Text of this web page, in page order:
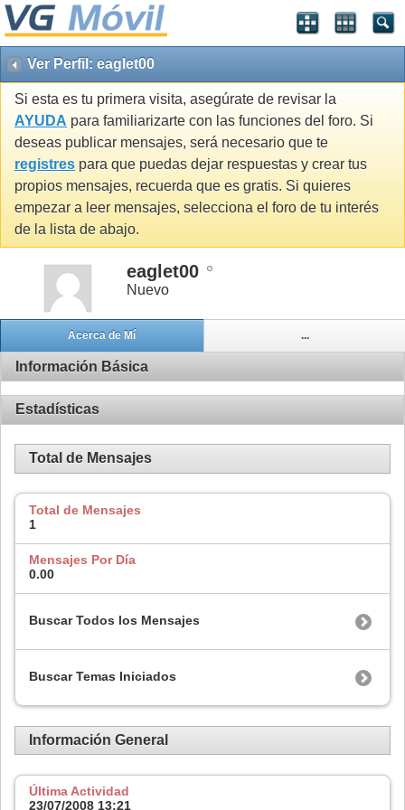
Ver Perfil: eaglet00
Si esta es tu primera visita, asegúrate de revisar la
AYUDA para familiarizarte con las funciones del foro. Si
deseas publicar mensajes, será necesario que te
registres para que puedas dejar respuestas y crear tus
propios mensajes, recuerda que es gratis. Si quieres
empezar a leer mensajes, selecciona el foro de tu interés
de la lista de abajo.
eaglet00
Nuevo
Acerca de Mí ...
Información Básica
Estadísticas
Total de Mensajes
Total de Mensajes
1
Mensajes Por Día
0.00
Buscar Todos los Mensajes
Buscar Temas Iniciados
Información General
Última Actividad
23/07/2008 13:21